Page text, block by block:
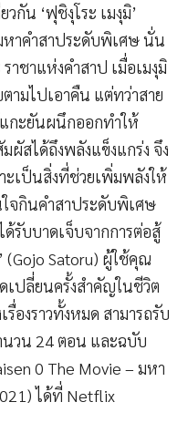
กัน ‘ฟุชิงุโระ เมงุมิ’
หาคำสาประดับพิเศษ นั่น
าชาแห่งคำสาป เมื่อเมงุมิ
ามไปเอาคืน แต่ทว่าสาย
กะยันผนึกออกทำให้
สได้ถึงพลังแข็งแกร่ง จึง
ะเป็นสิ่งที่ช่วยเพิ่มพลังให้
จกินคำสาประดับพิเศษ
รับบาดเจ็บจากการต่อสู้
(Gojo Satoru) ผู้ใช้คุณ
เปลี่ยนครั้งสำคัญในชีวิต
องราวทั้งหมด สามารถรับ
วน 24 ตอน และฉบับ
0 The Movie – มหา
ได้ที่ Netflix